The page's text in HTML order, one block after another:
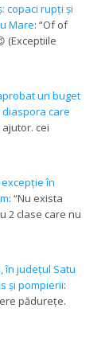
copaci rupți și
Mare: “Of of
(Exceptiile
un buget
care
cei
în
: “Nu exista
2 clase care nu
în județul Satu
și pompierii:
pădurețe.